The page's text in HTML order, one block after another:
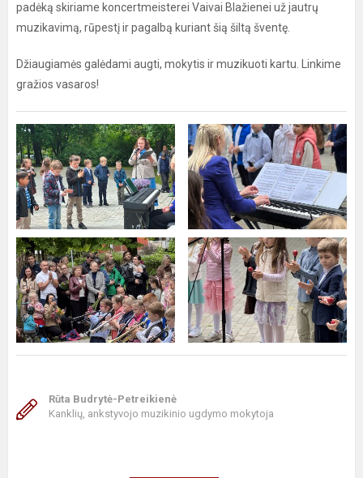
padėką skiriame koncertmeisterei Vaivai Blažienei už jautrų
muzikavimą, rūpestį ir pagalbą kuriant šią šiltą šventę.
Džiaugiamės galėdami augti, mokytis ir muzikuoti kartu. Linkime
gražios vasaros!
Rūta Budrytė-Petreikienė
Kanklių, ankstyvojo muzikinio ugdymo mokytoja